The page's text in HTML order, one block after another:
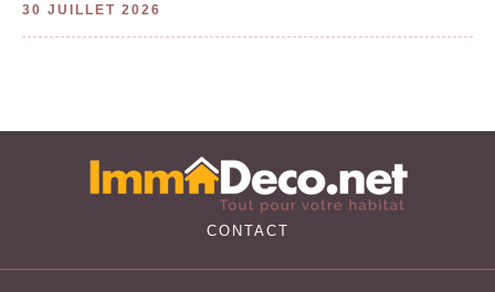
30 JUILLET 2026
CONTACT